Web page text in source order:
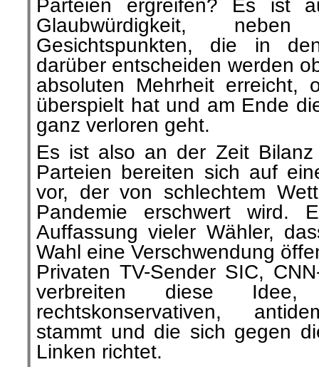
Parteien ergreifen? Es ist
Glaubwürdigkeit,
Gesichtspunkten, die in
darüber entscheiden werden
absoluten Mehrheit erreicht,
überspielt hat und am Ende
ganz verloren geht.
Es ist also an der Zeit
Parteien bereiten sich auf
vor, der von schlechtem
Pandemie erschwert wird.
Auffassung vieler Wähler,
Wahl eine Verschwendung
Privaten TV-Sender SIC,
verbreiten diese
rechtskonservativen,
stammt und die sich gegen
Linken richtet.